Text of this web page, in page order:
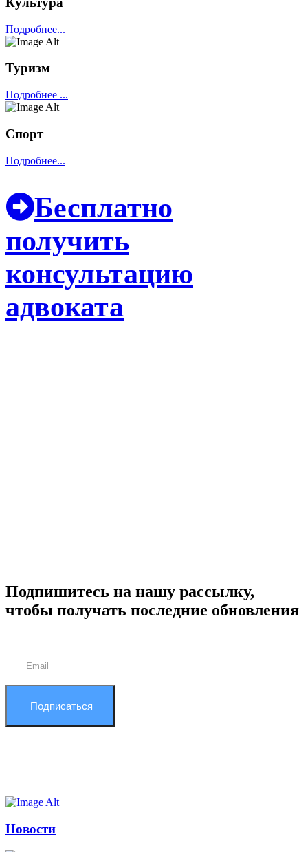
Подробнее...
Туризм
Подробнее ...
Спорт
Подробнее...
Бесплатно
получить
консультацию
адвоката
Подпишитесь на нашу рассылку,
чтобы получать последние обновления
Подписаться
Новости